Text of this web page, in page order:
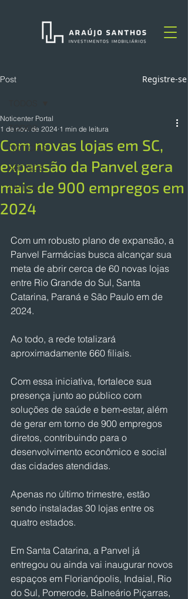
Post Registre-se
TODOS
NOTÍCIAS
ARTIGOS
OPINIÃO
Com novas lojas em SC,
expansão da Panvel gera
mais de 900 empregos em
2024
Noticenter Portal
1 de nov. de 2024 1 min de leitura
Com um robusto plano de expansão, a
Panvel Farmácias busca alcançar sua
meta de abrir cerca de 60 novas lojas
entre Rio Grande do Sul, Santa
Catarina, Paraná e São Paulo em de
2024.
Ao todo, a rede totalizará
aproximadamente 660 filiais.
Com essa iniciativa, fortalece sua
presença junto ao público com
soluções de saúde e bem-estar, além
de gerar em torno de 900 empregos
diretos, contribuindo para o
desenvolvimento econômico e social
das cidades atendidas.
Apenas no último trimestre, estão
sendo instaladas 30 lojas entre os
quatro estados.
Em Santa Catarina, a Panvel já
entregou ou ainda vai inaugurar novos
espaços em Florianópolis, Indaial, Rio
do Sul, Pomerode, Balneário Piçarras,